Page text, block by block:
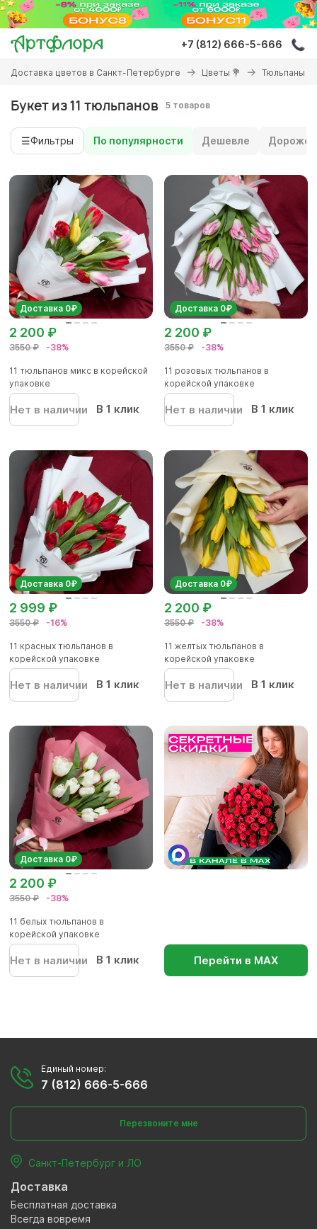
Перейти
основному
содержанию
+7 (812) 666-5-666
Вы
здесь
Доставка цветов в Санкт-Петербурге Цветы 💐 Тюльпаны
Букет из 11 тюльпанов 5 товаров
☰Фильтры По популярности Дешевле Дороже
Доставка 0₽
3550 ₽ -38%
2 200 ₽
11 тюльпанов микс в корейской
упаковке
Нет в наличии В 1 клик
Доставка 0₽
3550 ₽ -38%
2 200 ₽
11 розовых тюльпанов в
корейской упаковке
Нет в наличии В 1 клик
Доставка 0₽
3550 ₽ -16%
2 999 ₽
11 красных тюльпанов в
корейской упаковке
Нет в наличии В 1 клик
Доставка 0₽
3550 ₽ -38%
2 200 ₽
11 желтых тюльпанов в
корейской упаковке
Нет в наличии В 1 клик
Доставка 0₽
3550 ₽ -38%
2 200 ₽
11 белых тюльпанов в
корейской упаковке
Нет в наличии В 1 клик Перейти в МАХ
Единый номер:
7 (812) 666-5-666
Перезвоните мне
Санкт-Петербург и ЛО
Доставка
Бесплатная доставка
Всегда вовремя